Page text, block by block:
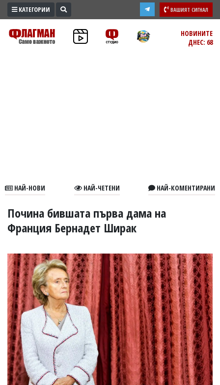
ПРОМО
ЗОНА
В
УКРАЙНА
СПОРТ
РАЗСЛЕДВАНЕ
БИЗНЕС
ЮГ
Управители:
Веселин
Василев,
email:
v.vasilev@flagman.bg
Катя
Касабова,
еmail:k.kassabova@flagman.bg
КАТЕГОРИИ ВАШИЯТ СИГНАЛ
НОВИНИТЕ
ДНЕС: 68
НАЙ-НОВИ НАЙ-ЧЕТЕНИ НАЙ-КОМЕНТИРАНИ
Почина бившата първа дама на
Франция Бернадет Ширак